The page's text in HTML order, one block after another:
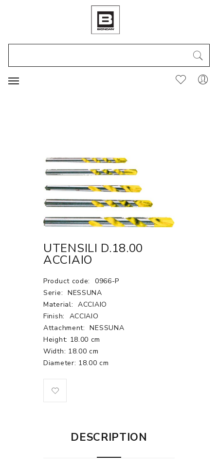
UTENSILI D.18.00
ACCIAIO
Product code:
0966-P
Serie: NESSUNA
Material: ACCIAIO
Finish:
ACCIAIO
Attachment:
NESSUNA
Height: 18.00 cm
Width: 18.00 cm
Diameter: 18.00 cm
DESCRIPTION